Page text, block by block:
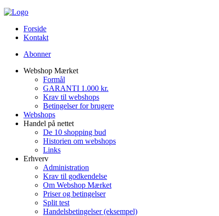
Forside
Kontakt
Abonner
Webshop Mærket
Formål
GARANTI 1.000 kr.
Krav til webshops
Betingelser for brugere
Webshops
Handel på nettet
De 10 shopping bud
Historien om webshops
Links
Erhverv
Administration
Krav til godkendelse
Om Webshop Mærket
Priser og betingelser
Split test
Handelsbetingelser (eksempel)